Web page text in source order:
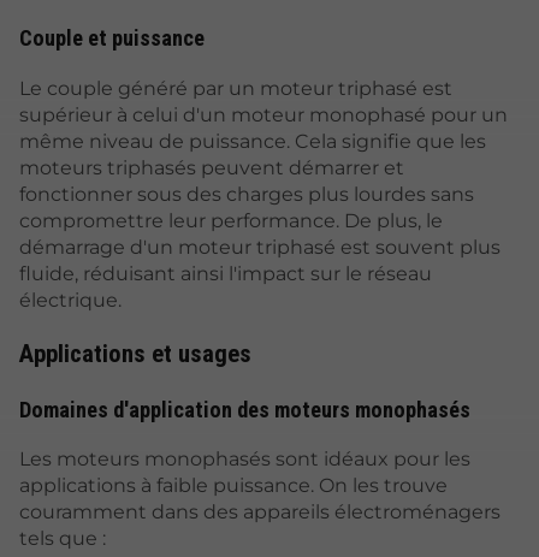
Couple et puissance
Le couple généré par un moteur triphasé est
supérieur à celui d'un moteur monophasé pour un
même niveau de puissance. Cela signifie que les
moteurs triphasés peuvent démarrer et
fonctionner sous des charges plus lourdes sans
compromettre leur performance. De plus, le
démarrage d'un moteur triphasé est souvent plus
fluide, réduisant ainsi l'impact sur le réseau
électrique.
Applications et usages
Domaines d'application des moteurs monophasés
Les moteurs monophasés sont idéaux pour les
applications à faible puissance. On les trouve
couramment dans des appareils électroménagers
tels que :